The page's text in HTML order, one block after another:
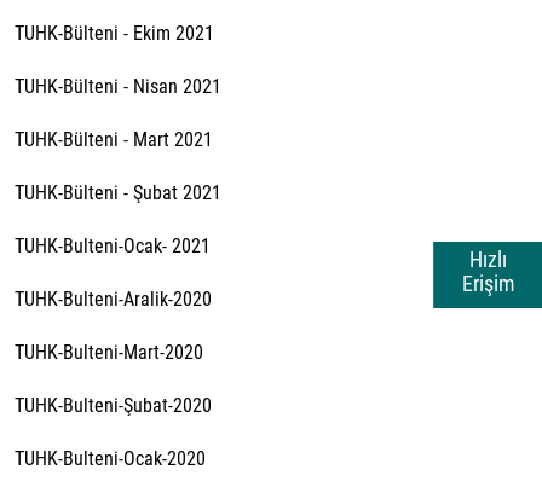
Hızlı
Erişim
TUHK-Bülteni - Ekim 2021
TUHK-Bülteni - Nisan 2021
TUHK-Bülteni - Mart 2021
TUHK-Bülteni - Şubat 2021
TUHK-Bulteni-Ocak- 2021
TUHK-Bulteni-Aralik-2020
TUHK-Bulteni-Mart-2020
TUHK-Bulteni-Şubat-2020
TUHK-Bulteni-Ocak-2020